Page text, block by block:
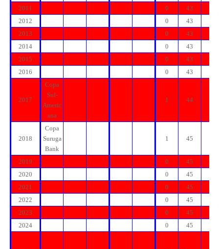
2011 0 43
2012
0 43
2013
0 43
2014
0 43
2015
0 43
2016
0 43
2017
Copa
Sul-
Americ
ana
1 44
2018
Copa
Suruga
Bank
1 45
2019 0 45
2020
0 45
2021
0 45
2022
0 45
2023
0 45
2024
0 45